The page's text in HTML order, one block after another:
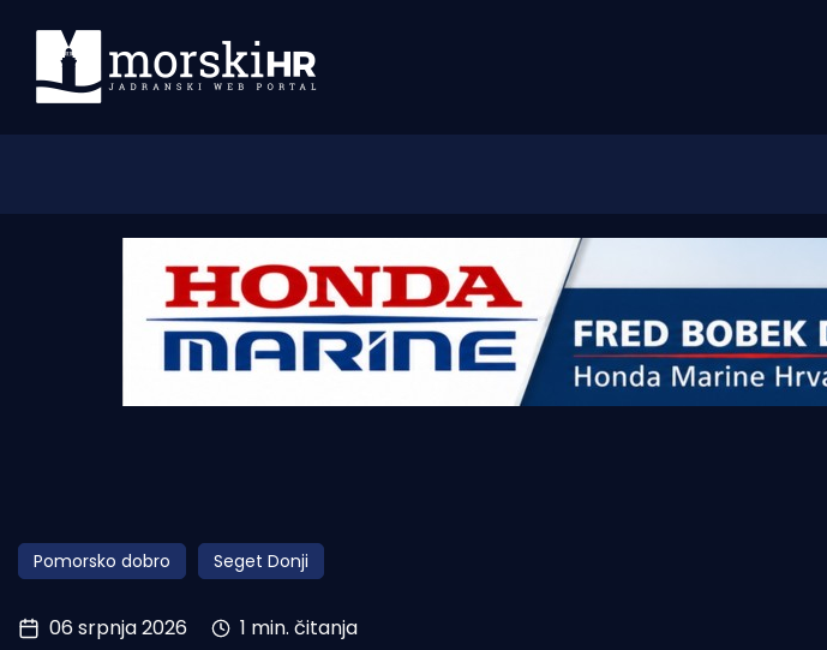
Morski plus
Pomorstvo
Ribolov
Pomorsko dobro Seget Donji
06 srpnja 2026 1 min. čitanja